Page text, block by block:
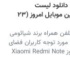
لیست
جدیدترین، پرفروش‌ترین و ارزان‌ترین موبایل امروز (۲۳
همراه برند شیائومی
از قبیل نوت ۱۲، پوکو و ردمی نوت ۱۳ مورد توجه کاربران فضای
مجازی است. پربازدیدترین گوشی امروز Xiaomi Redmi Note